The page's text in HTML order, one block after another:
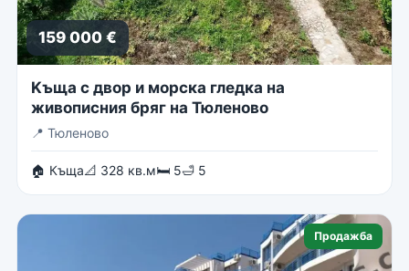
159 000 €
Kъща с двор и морска гледка на
живописния бряг на Тюленово
📍 Тюленово
🏠 Къща📐 328 кв.м🛏 5🛁 5
Продажба